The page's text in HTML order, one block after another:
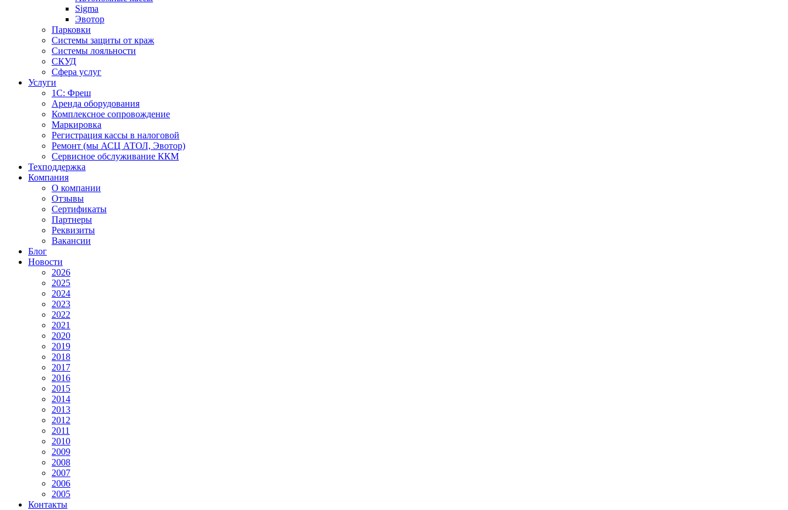
Sigma
Эвотор
Парковки
Системы защиты от краж
Системы лояльности
СКУД
Сфера услуг
Услуги
1С: Фреш
Аренда оборудования
Комплексное сопровождение
Маркировка
Регистрация кассы в налоговой
Ремонт (мы АСЦ АТОЛ, Эвотор)
Сервисное обслуживание ККМ
Техподдержка
Компания
О компании
Отзывы
Сертификаты
Партнеры
Реквизиты
Вакансии
Блог
Новости
2026
2025
2024
2023
2022
2021
2020
2019
2018
2017
2016
2015
2014
2013
2012
2011
2010
2009
2008
2007
2006
2005
Контакты